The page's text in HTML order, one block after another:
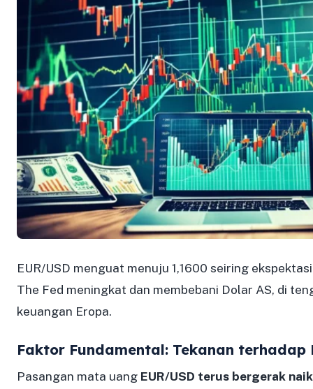
EUR/USD menguat menuju 1,1600 seiring
The Fed meningkat dan membebani Dolar AS, di
keuangan Eropa.
Faktor Fundamental: Tekanan terhadap
Pasangan mata uang EUR/USD terus bergerak naik